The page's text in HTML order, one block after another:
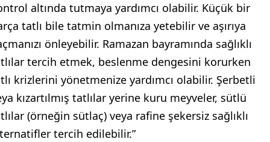
altında tutmaya yardımcı olabilir. Küçük bir
tatlı bile tatmin olmanıza yetebilir ve aşırıya
önleyebilir. Ramazan bayramında sağlıklı
tercih etmek, beslenme dengesini korurken
krizlerini yönetmenize yardımcı olabilir. Şerbetli
kızartılmış tatlılar yerine kuru meyveler, sütlü
(örneğin sütlaç) veya rafine şekersiz sağlıklı
tercih edilebilir.”